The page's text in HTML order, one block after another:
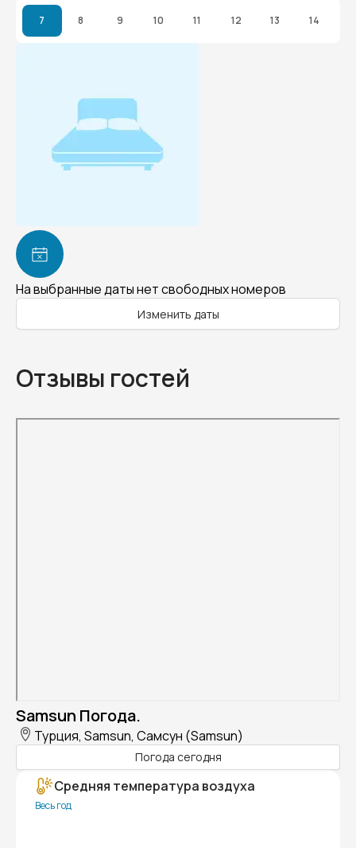
7 8 9 10 11 12 13 14
На выбранные даты нет свободных номеров
Изменить даты
Отзывы гостей
Samsun Погода.
Турция, Samsun, Самсун (Samsun)
Погода сегодня
Средняя температура воздуха
Весь год